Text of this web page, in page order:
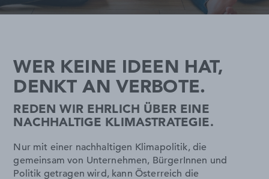
WER KEINE IDEEN HAT,
DENKT AN VERBOTE.
REDEN WIR EHRLICH ÜBER EINE
NACHHALTIGE KLIMASTRATEGIE.
Nur mit einer nachhaltigen Klimapolitik, die
gemeinsam von Unternehmen, BürgerInnen und
Politik getragen wird, kann Österreich die